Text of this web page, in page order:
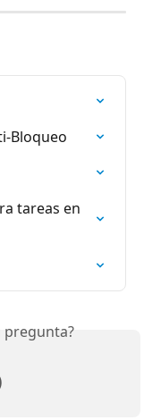
Bloqueo
tareas en
pregunta?